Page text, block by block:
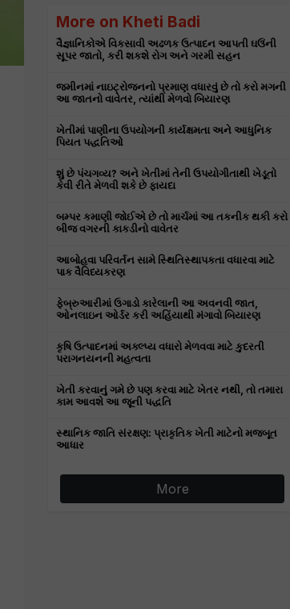
More on Kheti Badi
વૈજ્ઞાનિકોએ વિકસાવી અઢળક ઉત્પાદન આપતી ઘઉંની
સૂપર જાતો, કરી શકશે રોગ અને ગરમી સહન
જમીનમાં નાઇટ્રોજનનો પ્રમાણ વધારવું છે તો કરો મગની
આ જાતનો વાવેતર, ત્યાંથી મેળવો બિયારણ
ખેતીમાં પાણીના ઉપયોગની કાર્યક્ષમતા અને આધુનિક
પિયત પદ્ધતિઓ
શું છે પંચગવ્ય? અને ખેતીમાં તેની ઉપયોગીતાથી ખેડૂતો
કેવી રીતે મેળવી શકે છે ફાયદા
બમ્પર કમાણી જોઈએ છે તો માર્ચમાં આ તકનીક થકી કરો
બીજ વગરની કાકડીનો વાવેતર
આબોહવા પરિવર્તન સામે સ્થિતિસ્થાપકતા વધારવા માટે
પાક વૈવિધ્યકરણ
ફેબ્રુઆરીમાં ઉગાડો કારેલાની આ અવનવી જાત,
ઓનલાઇન ઓર્ડર કરી અહિંયાથી મંગાવો બિયારણ
કૃષિ ઉત્પાદનમાં અક્લ્પ્ય વધારો મેળવવા માટે કુદરતી
પરાગનયનની મહત્વતા
ખેતી કરવાનું ગમે છે પણ કરવા માટે ખેતર નથી, તો તમારા
કામ આવશે આ જૂની પદ્ધતિ
સ્થાનિક જાતિ સંરક્ષણ: પ્રાકૃતિક ખેતી માટેનો મજબૂત
આધાર
More